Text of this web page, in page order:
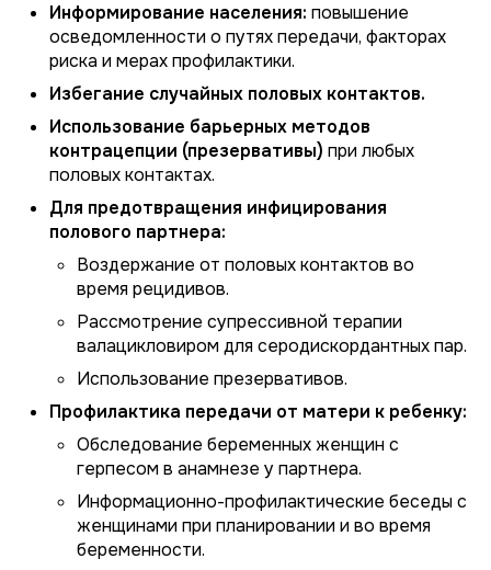
Информирование населения: повышение
осведомленности о путях передачи, факторах
риска и мерах профилактики.
Избегание случайных половых контактов.
Использование барьерных методов
контрацепции (презервативы) при любых
половых контактах.
Для предотвращения инфицирования
полового партнера:
Воздержание от половых контактов во
время рецидивов.
Рассмотрение супрессивной терапии
валацикловиром для серодискордантных пар.
Использование презервативов.
Профилактика передачи от матери к ребенку:
Обследование беременных женщин с
герпесом в анамнезе у партнера.
Информационно-профилактические беседы с
женщинами при планировании и во время
беременности.